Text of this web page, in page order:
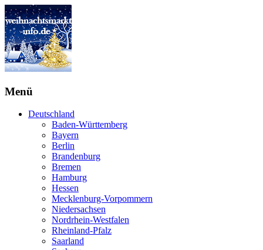
Menü
Deutschland
Baden-Württemberg
Bayern
Berlin
Brandenburg
Bremen
Hamburg
Hessen
Mecklenburg-Vorpommern
Niedersachsen
Nordrhein-Westfalen
Rheinland-Pfalz
Saarland